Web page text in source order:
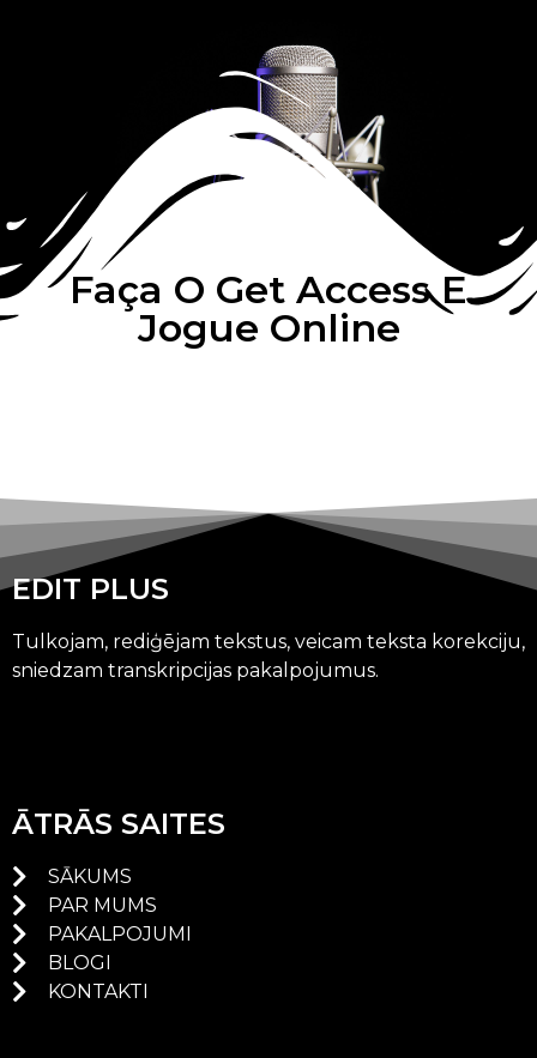
Faça O Get Access E
Jogue Online
EDIT PLUS
Tulkojam, rediģējam tekstus, veicam teksta korekciju,
sniedzam transkripcijas pakalpojumus.
ĀTRĀS SAITES
SĀKUMS
PAR MUMS
PAKALPOJUMI
BLOGI
KONTAKTI